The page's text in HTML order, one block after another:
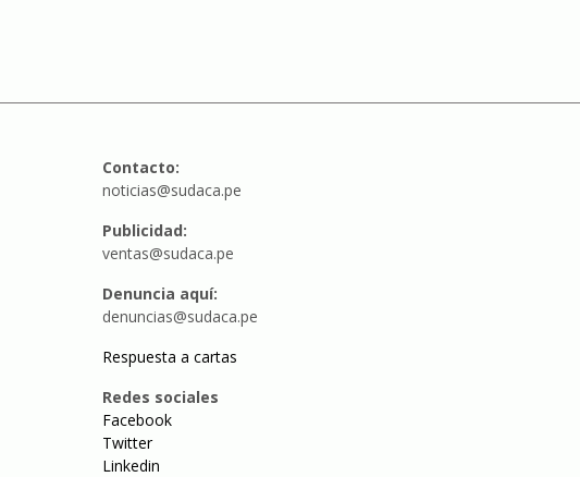
Contacto:
noticias@sudaca.pe
Publicidad:
ventas@sudaca.pe
Denuncia aquí:
denuncias@sudaca.pe
Respuesta a cartas
Redes sociales
Facebook
Twitter
Linkedin